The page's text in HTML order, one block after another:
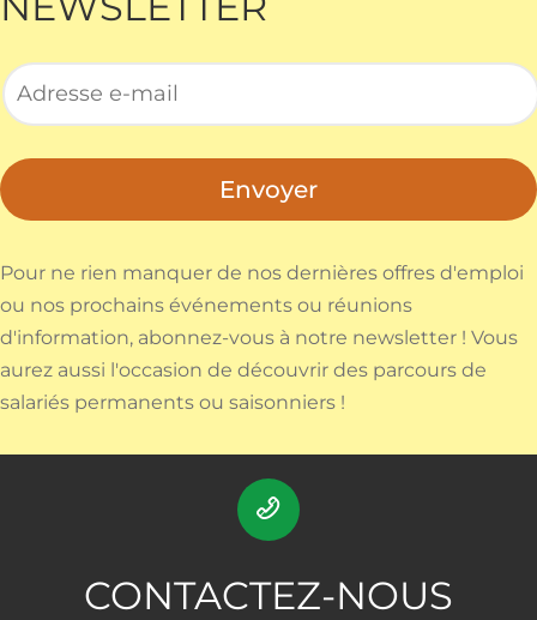
Envoyer
Pour ne rien manquer de nos dernières offres d'emploi
ou nos prochains événements ou réunions
d'information, abonnez-vous à notre newsletter ! Vous
aurez aussi l'occasion de découvrir des parcours de
salariés permanents ou saisonniers !
CONTACTEZ-NOUS